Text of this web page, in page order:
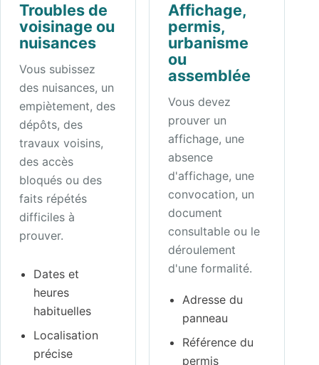
Troubles de
voisinage ou
nuisances
Vous subissez
des nuisances, un
empiètement, des
dépôts, des
travaux voisins,
des accès
bloqués ou des
faits répétés
difficiles à
prouver.
Dates et
heures
habituelles
Localisation
précise
Affichage,
permis,
urbanisme
ou
assemblée
Vous devez
prouver un
affichage, une
absence
d'affichage, une
convocation, un
document
consultable ou le
déroulement
d'une formalité.
Adresse du
panneau
Référence du
permis